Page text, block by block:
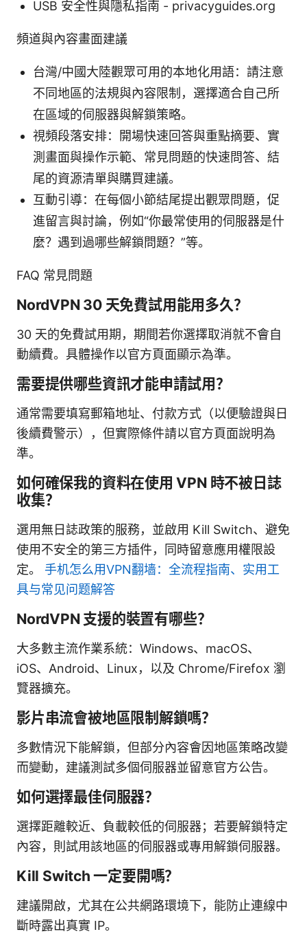
USB 安全性與隱私指南 - privacyguides.org
頻道與內容畫面建議
台灣/中國大陸觀眾可用的本地化用語：請注意
不同地區的法規與內容限制，選擇適合自己所
在區域的伺服器與解鎖策略。
視頻段落安排：開場快速回答與重點摘要、實
測畫面與操作示範、常見問題的快速問答、結
尾的資源清單與購買建議。
互動引導：在每個小節結尾提出觀眾問題，促
進留言與討論，例如“你最常使用的伺服器是什
麼？遇到過哪些解鎖問題？”等。
FAQ 常見問題
NordVPN 30 天免費試用能用多久？
30 天的免費試用期，期間若你選擇取消就不會自
動續費。具體操作以官方頁面顯示為準。
需要提供哪些資訊才能申請試用？
通常需要填寫郵箱地址、付款方式（以便驗證與日
後續費警示），但實際條件請以官方頁面說明為
準。
如何確保我的資料在使用 VPN 時不被日誌
收集？
選用無日誌政策的服務，並啟用 Kill Switch、避免
使用不安全的第三方插件，同時留意應用權限設
定。 手机怎么用VPN翻墙：全流程指南、实用工
具与常见问题解答
NordVPN 支援的裝置有哪些？
大多數主流作業系統：Windows、macOS、
iOS、Android、Linux，以及 Chrome/Firefox 瀏
覽器擴充。
影片串流會被地區限制解鎖嗎？
多數情況下能解鎖，但部分內容會因地區策略改變
而變動，建議測試多個伺服器並留意官方公告。
如何選擇最佳伺服器？
選擇距離較近、負載較低的伺服器；若要解鎖特定
內容，則試用該地區的伺服器或專用解鎖伺服器。
Kill Switch 一定要開嗎？
建議開啟，尤其在公共網路環境下，能防止連線中
斷時露出真實 IP。